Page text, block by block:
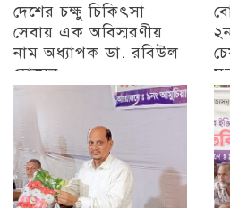
দেশের চক্ষু চিকিৎসা
সেবায় এক অবিস্মরণীয়
নাম অধ্যাপক ডা. রবিউল
হোসেন